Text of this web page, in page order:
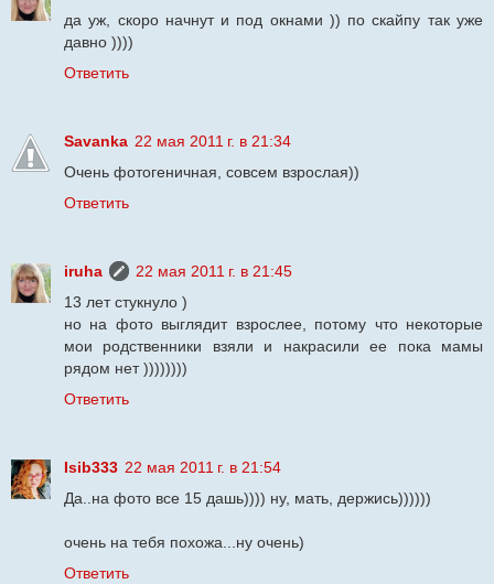
да уж, скоро начнут и под окнами )) по скайпу так уже
давно ))))
Ответить
Savanka 22 мая 2011 г. в 21:34
Очень фотогеничная, совсем взрослая))
Ответить
iruha
22 мая 2011 г. в 21:45
13 лет стукнуло )
но на фото выглядит взрослее, потому что некоторые
мои родственники взяли и накрасили ее пока мамы
рядом нет ))))))))
Ответить
Isib333 22 мая 2011 г. в 21:54
Да..на фото все 15 дашь)))) ну, мать, держись))))))
очень на тебя похожа...ну очень)
Ответить